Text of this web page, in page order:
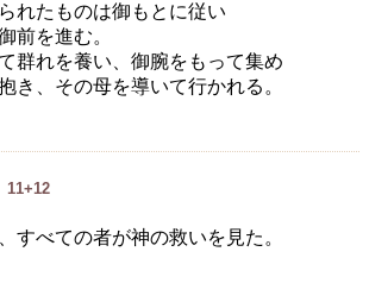
れたものは御もとに従い
前を進む。
群れを養い、御腕をもって集め
き、その母を導いて行かれる。
11+12
すべての者が神の救いを見た。